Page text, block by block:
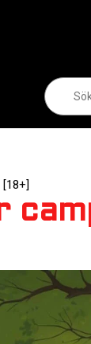
[18+]